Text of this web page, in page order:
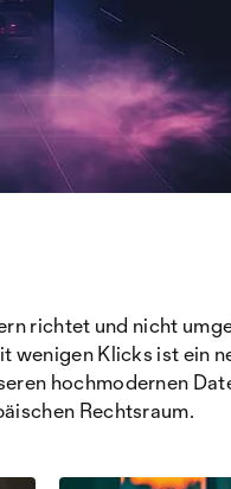
richtet und nicht
Klicks ist ein
hochmodernen
Rechtsraum.